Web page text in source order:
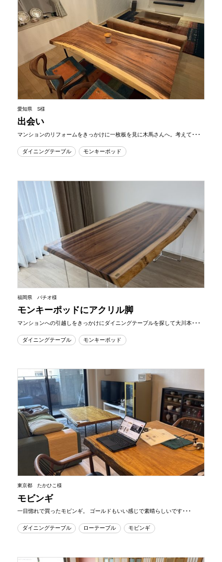
愛知県 S様
出会い
マンションのリフォームをきっかけに一枚板を見に木馬さんへ。考えて･･･
ダイニングテーブル モンキーポッド
福岡県 バチオ様
モンキーポッドにアクリル脚
マンションへの引越しをきっかけにダイニングテーブルを探して大川本･･･
ダイニングテーブル モンキーポッド
東京都 たかひこ様
モビンギ
一目惚れで買ったモビンギ。 ゴールドもいい感じで素晴らしいです･･･
ダイニングテーブル ローテーブル モビンギ